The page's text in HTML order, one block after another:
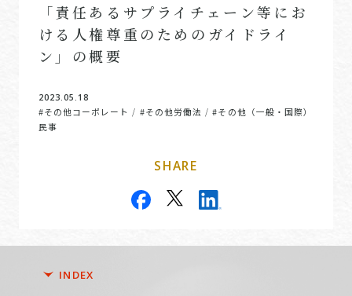
「責任あるサプライチェーン等にお
ける人権尊重のためのガイドライ
ン」の概要
2023.05.18
#その他コーポレート / #その他労働法 /#その他（一般・国際）
民事
SHARE
INDEX